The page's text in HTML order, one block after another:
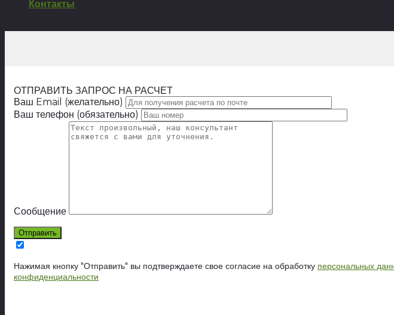
Контакты
ОТПРАВИТЬ ЗАПРОС НА РАСЧЕТ
Ваш Email (желательно)
Ваш телефон (обязательно)
Сообщение
Нажимая кнопку "Отправить" вы подтверждаете свое согласие на обработку персональных
конфиденциальности